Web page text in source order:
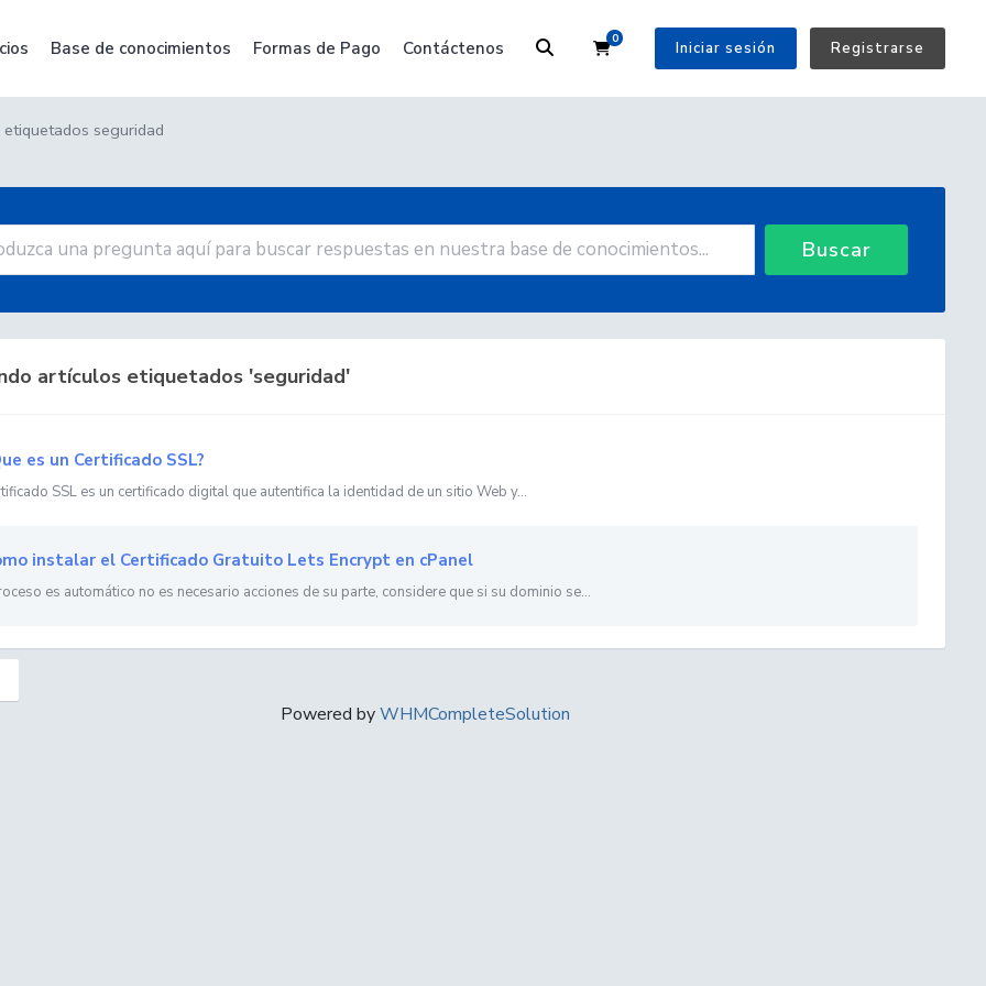
Base de conocimientos Formas de Pago Contáctenos 0
Carrito Iniciar sesión Registrarse
seguridad
Buscar
artículos etiquetados 'seguridad'
es un Certificado SSL?
SSL es un certificado digital que autentifica la identidad de un sitio Web y...
instalar el Certificado Gratuito Lets Encrypt en cPanel
es automático no es necesario acciones de su parte, considere que si su dominio se...
Powered byWHMCompleteSolution